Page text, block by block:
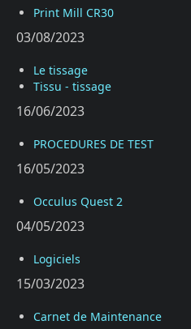
Print Mill CR30
03/08/2023
Le tissage
Tissu - tissage
16/06/2023
PROCEDURES DE TEST
16/05/2023
Occulus Quest 2
04/05/2023
Logiciels
15/03/2023
Carnet de Maintenance